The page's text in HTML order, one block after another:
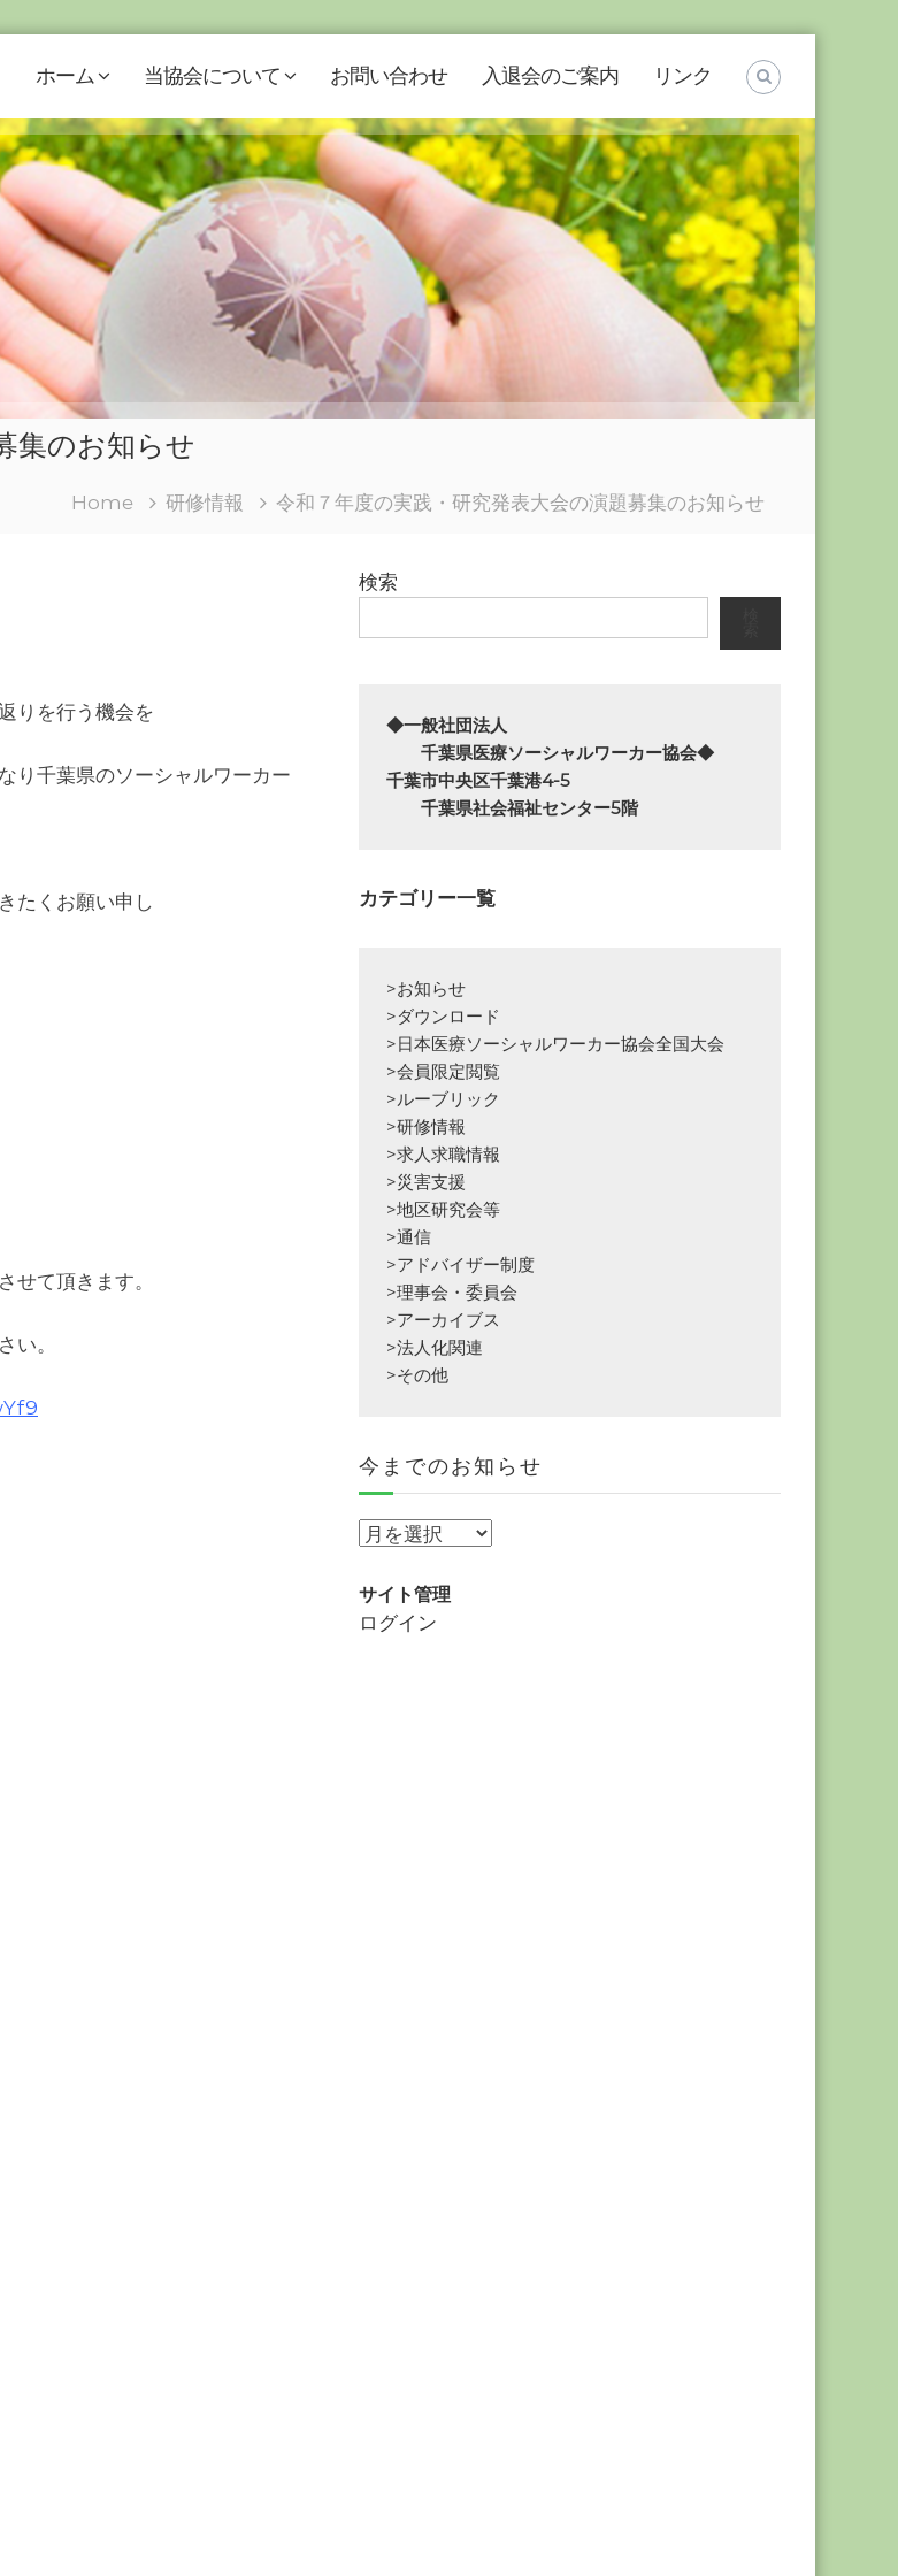
ホーム 当協会について お問い合わせ 入退会のご案内 リンク
集のお知らせ
Home 研修情報 令和７年度の実践・研究発表大会の演題募集のお知らせ
りを行う機会を
り千葉県のソーシャルワーカー
たくお願い申し
せて頂きます。
い。
検索
◆一般社団法人
千葉県医療ソーシャルワーカー協会◆
千葉市中央区千葉港4-5
千葉県社会福祉センター5階
カテゴリー一覧
>お知らせ
>ダウンロード
>日本医療ソーシャルワーカー協会全国大会
>会員限定閲覧
>ルーブリック
>研修情報
>求人求職情報
>災害支援
>地区研究会等
>通信
>アドバイザー制度
>理事会・委員会
>アーカイブス
>法人化関連
>その他
今までのお知らせ
今
で
の
サイト管理
ログイン